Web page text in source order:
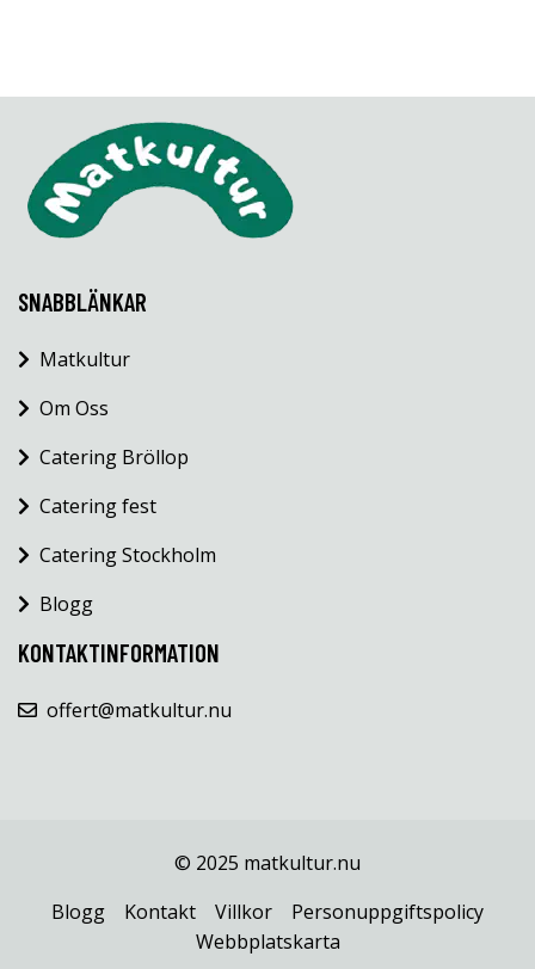
SNABBLÄNKAR
Matkultur
Om Oss
Catering Bröllop
Catering fest
Catering Stockholm
Blogg
KONTAKTINFORMATION
offert@matkultur.nu
© 2025 matkultur.nu
Blogg
Kontakt Villkor
Personuppgiftspolicy
Webbplatskarta